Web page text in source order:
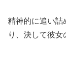
精神的に追い詰
り、決して彼女